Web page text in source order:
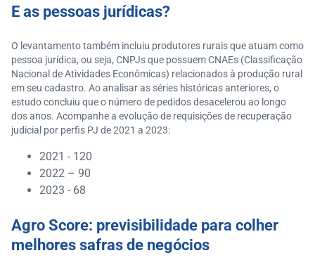
E as pessoas jurídicas?
O levantamento também incluiu produtores rurais que atuam como
pessoa jurídica, ou seja, CNPJs que possuem CNAEs (Classificação
Nacional de Atividades Econômicas) relacionados à produção rural
em seu cadastro. Ao analisar as séries históricas anteriores, o
estudo concluiu que o número de pedidos desacelerou ao longo
dos anos. Acompanhe a evolução de requisições de recuperação
judicial por perfis PJ de 2021 a 2023:
2021 - 120
2022 – 90
2023 - 68
Agro Score: previsibilidade para colher
melhores safras de negócios